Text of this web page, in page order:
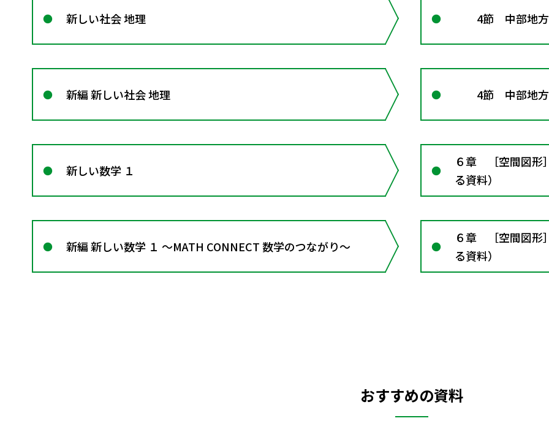
新しい社会 地理 4節 中部地方
新編 新しい社会 地理 4節 中部地方
新しい数学 １
６章 ［空間図形
る資料）
新編 新しい数学 １ ～MATH CONNECT 数学のつながり～
６章 ［空間図形
る資料）
おすすめの資料